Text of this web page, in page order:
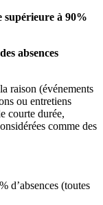
supérieure à 90%
absences
raison (événements
ou entretiens
courte durée,
comme des
d’absences (toutes